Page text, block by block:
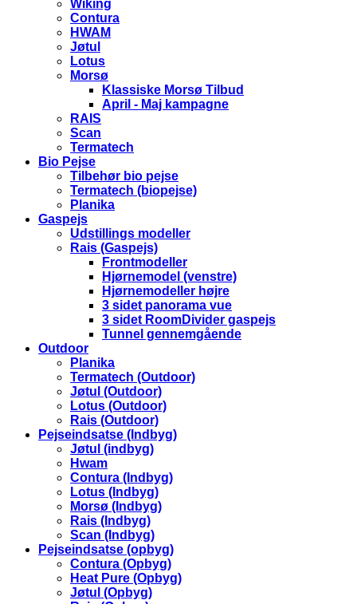
Wiking
Contura
HWAM
Jøtul
Lotus
Morsø
Klassiske Morsø Tilbud
April - Maj kampagne
RAIS
Scan
Termatech
Bio Pejse
Tilbehør bio pejse
Termatech (biopejse)
Planika
Gaspejs
Udstillings modeller
Rais (Gaspejs)
Frontmodeller
Hjørnemodel (venstre)
Hjørnemodeller højre
3 sidet panorama vue
3 sidet RoomDivider gaspejs
Tunnel gennemgående
Outdoor
Planika
Termatech (Outdoor)
Jøtul (Outdoor)
Lotus (Outdoor)
Rais (Outdoor)
Pejseindsatse (Indbyg)
Jøtul (indbyg)
Hwam
Contura (Indbyg)
Lotus (Indbyg)
Morsø (Indbyg)
Rais (Indbyg)
Scan (Indbyg)
Pejseindsatse (opbyg)
Contura (Opbyg)
Heat Pure (Opbyg)
Jøtul (Opbyg)